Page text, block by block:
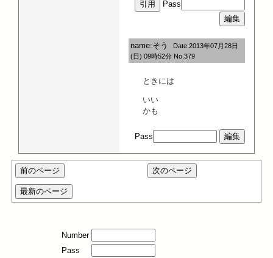
Pass
name:そう
Date:2013年07月28日
(日) 09時52分 No.379
ときには
いい
かも
Pass
Number
Pass